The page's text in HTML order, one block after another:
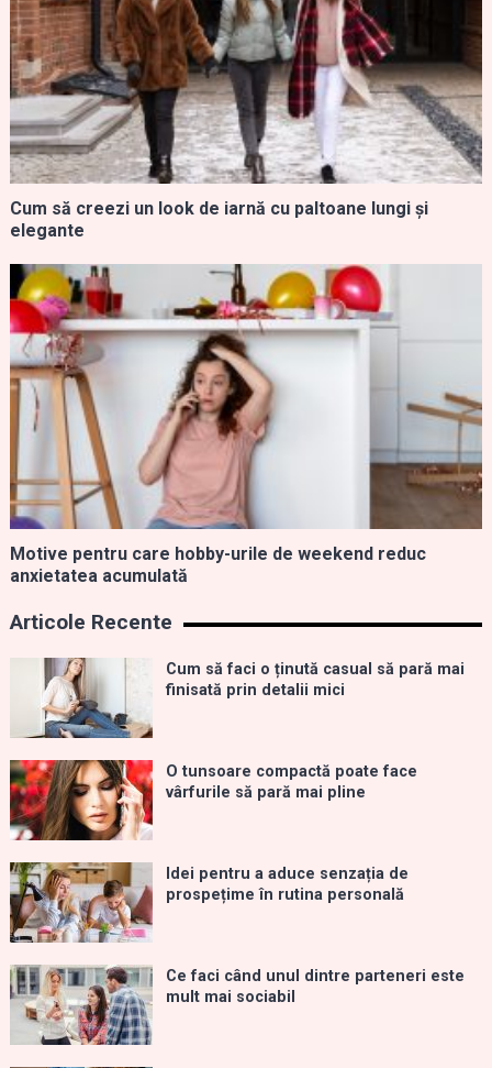
Cum să creezi un look de iarnă cu paltoane lungi și
elegante
Motive pentru care hobby-urile de weekend reduc
anxietatea acumulată
Articole Recente
Cum să faci o ținută casual să pară mai
finisată prin detalii mici
O tunsoare compactă poate face
vârfurile să pară mai pline
Idei pentru a aduce senzația de
prospețime în rutina personală
Ce faci când unul dintre parteneri este
mult mai sociabil